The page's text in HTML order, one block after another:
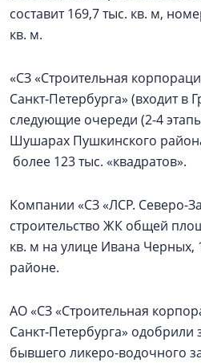
составит 169,7 тыс. кв. м,
кв. м.
«СЗ «Строительная
Санкт‑Петербурга» (входит в
следующие очереди (2-4
Шушарах Пушкинского
более 123 тыс. «квадратов».
Компании «СЗ «ЛСР. Северо-
строительство ЖК общей
кв. м на улице Ивана Черных,
районе.
АО «СЗ «Строительная
Санкт‑Петербурга» одобрили
бывшего ликеро-водочного